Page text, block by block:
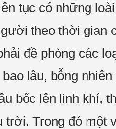
tục có những
theo thời gian
đề phòng các
lâu, bỗng
bốc lên linh khí,
trời. Trong đó một